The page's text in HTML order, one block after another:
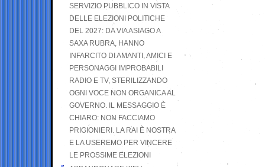
SERVIZIO PUBBLICO IN VISTA
DELLE ELEZIONI POLITICHE
DEL 2027: DA VIA ASIAGO A
SAXA RUBRA, HANNO
INFARCITO DI AMANTI, AMICI E
PERSONAGGI IMPROBABILI
RADIO E TV, STERILIZZANDO
OGNI VOCE NON ORGANICA AL
GOVERNO. IL MESSAGGIO È
CHIARO: NON FACCIAMO
PRIGIONIERI. LA RAI È NOSTRA
E LA USEREMO PER VINCERE
LE PROSSIME ELEZIONI